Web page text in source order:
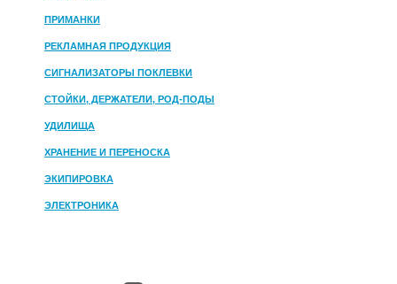
ПРИМАНКИ
РЕКЛАМНАЯ ПРОДУКЦИЯ
СИГНАЛИЗАТОРЫ ПОКЛЕВКИ
СТОЙКИ, ДЕРЖАТЕЛИ, РОД-ПОДЫ
УДИЛИЩА
ХРАНЕНИЕ И ПЕРЕНОСКА
ЭКИПИРОВКА
ЭЛЕКТРОНИКА